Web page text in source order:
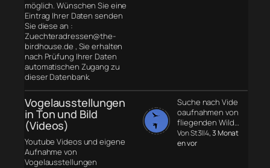
möglich. Wünschen Sie eine
Eintrag Ihrer Daten senden
Sie diese an :
Zuechteradressen@the-
birdhouse.de , Sie erhalten
nach Prüfung Ihrer Daten
automatischen Zugang zu
dieser Datenbank.
Vogelausstellungen
in Ton und Bild
(Videos)
Youtube Videos und eigene
Aufnahme von
Vogelausstellungen
Suche nach Vide
oaufnahmen von
fliegenden Wild…
Von St3ll4, 3 Monat
en vor